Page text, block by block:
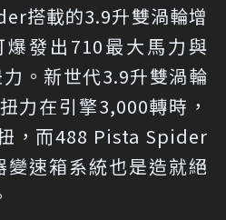
搭載的3.9升雙渦輪增
發出710最大馬力與
。新世代3.9升雙渦輪
力在引擎3,000轉時，
，而488 Pista Spider
速箱系統也是造就絕